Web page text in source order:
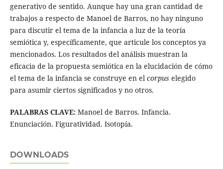
generativo de sentido. Aunque hay una gran cantidad de
trabajos a respecto de Manoel de Barros, no hay ninguno
para discutir el tema de la infancia a luz de la teoría
semiótica y, específicamente, que articule los conceptos ya
mencionados. Los resultados del análisis muestran la
eficacia de la propuesta semiótica en la elucidación de cómo
el tema de la infancia se construye en el corpus elegido
para asumir ciertos significados y no otros.
PALABRAS CLAVE:Manoel de Barros. Infancia.
Enunciación. Figuratividad. Isotopía.
DOWNLOADS